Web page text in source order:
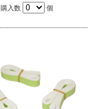
購入数 個